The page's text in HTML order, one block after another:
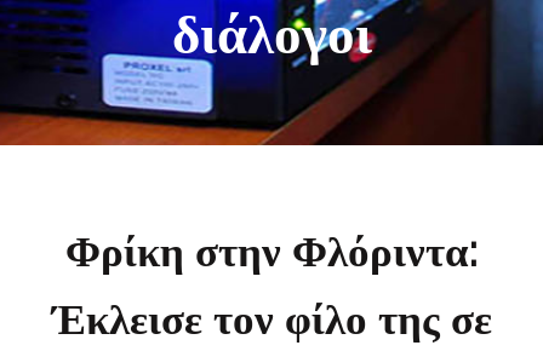
διάλογοι
Φρίκη στην Φλόριντα:
Έκλεισε τον φίλο της σε